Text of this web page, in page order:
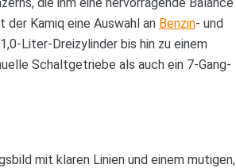
Kamiq eine Auswahl an Benzin- und
Liter-Dreizylinder bis hin zu einem
Schaltgetriebe als auch ein 7-Gang-
mit klaren Linien und einem mutigen,